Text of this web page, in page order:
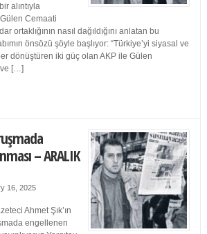
alıntıyla
Cemaati
ortaklığının nasıl dağıldığını anlatan bu
önsözü şöyle başlıyor: “Türkiye’yi siyasal ve
dönüştüren iki güç olan AKP ile Gülen
ve […]
– ARALIK
16, 2025
Ahmet Şık’ın
engellenen